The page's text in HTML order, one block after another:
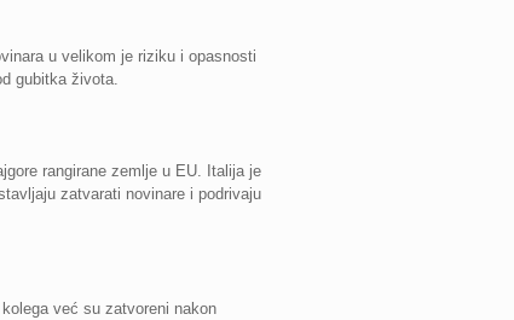
u velikom je riziku i opasnosti
gubitka života.
rangirane zemlje u EU. Italija je
zatvarati novinare i podrivaju
već su zatvoreni nakon